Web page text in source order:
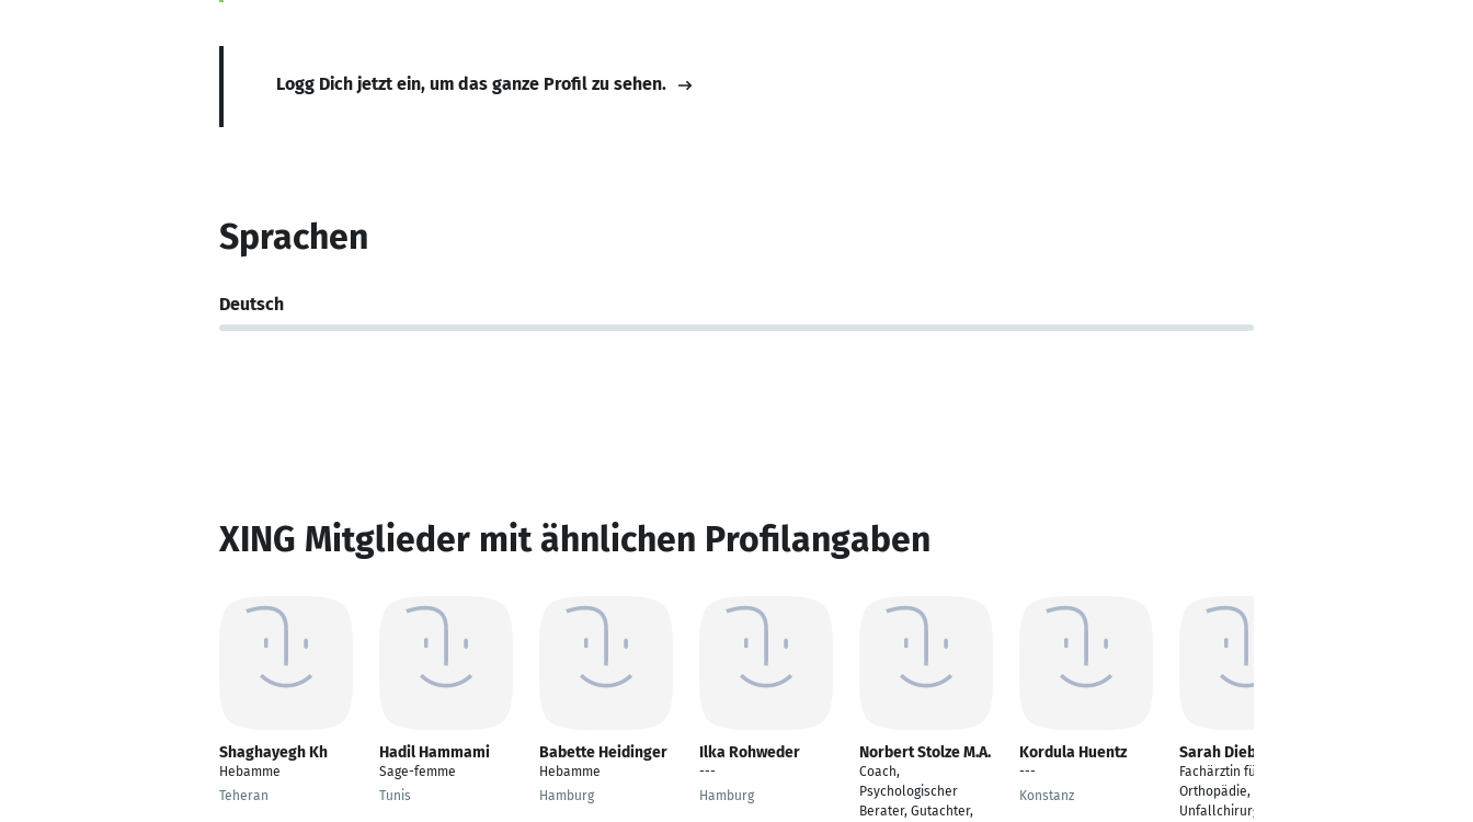
Logg Dich jetzt ein, um das ganze Profil zu sehen.
Sprachen
Deutsch
XING Mitglieder mit ähnlichen Profilangaben
Shaghayegh Kh
Hebamme
Teheran
Hadil Hammami
Sage-femme
Tunis
Babette Heidinger
Hebamme
Hamburg
Ilka Rohweder
---
Hamburg
Norbert Stolze M.A.
Coach,
Psychologischer
Berater, Gutachter,
Kordula Huentz
---
Konstanz
Sarah Diebitz
Fachärztin für
Orthopädie,
Unfallchirurgie,